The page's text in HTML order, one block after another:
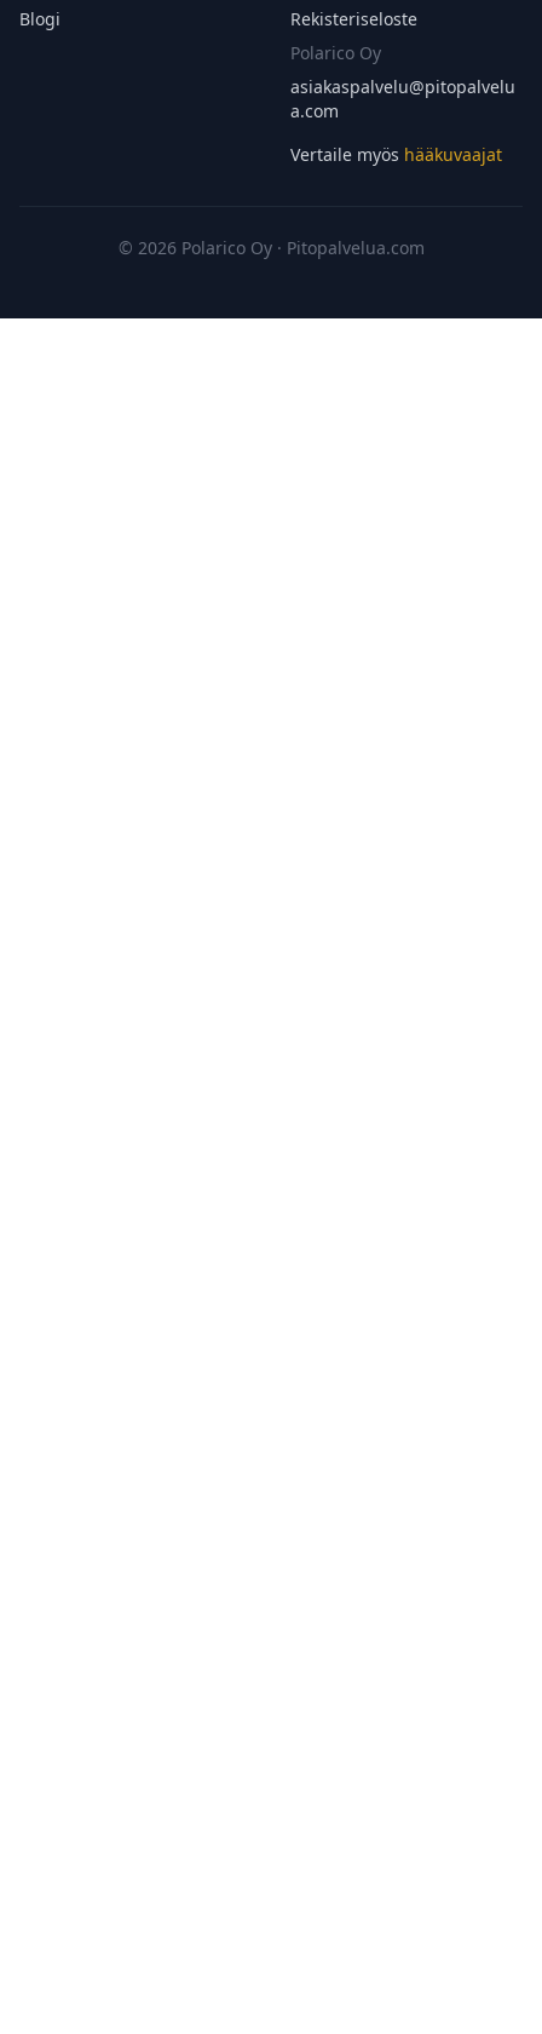
Blogi
Rekisteriseloste
Polarico Oy
asiakaspalvelu@pitopalvelu
a.com
Vertaile myös hääkuvaajat
© 2026 Polarico Oy · Pitopalvelua.com